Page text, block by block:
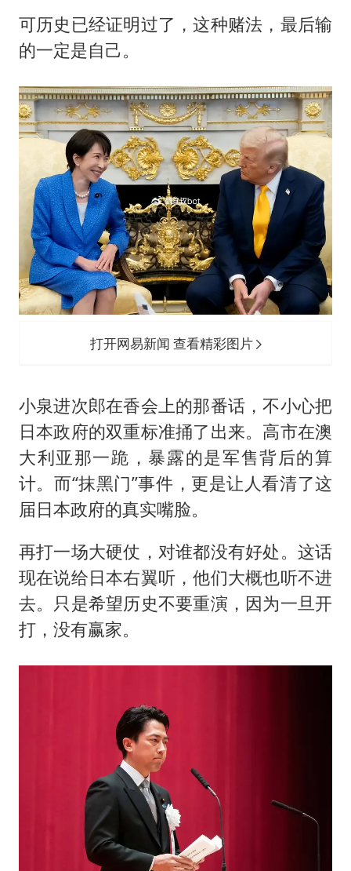
可历史已经证明过了，这种赌法，最后输
的一定是自己。
打开网易新闻 查看精彩图片
小泉进次郎在香会上的那番话，不小心把
日本政府的双重标准捅了出来。高市在澳
大利亚那一跪，暴露的是军售背后的算
计。而“抹黑门”事件，更是让人看清了这
届日本政府的真实嘴脸。
再打一场大硬仗，对谁都没有好处。这话
现在说给日本右翼听，他们大概也听不进
去。只是希望历史不要重演，因为一旦开
打，没有赢家。